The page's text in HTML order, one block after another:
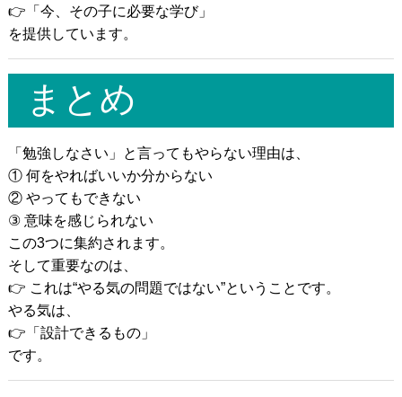
👉「今、その子に必要な学び」
を提供しています。
まとめ
「勉強しなさい」と言ってもやらない理由は、
① 何をやればいいか分からない
② やってもできない
③ 意味を感じられない
この3つに集約されます。
そして重要なのは、
👉 これは“やる気の問題ではない”ということです。
やる気は、
👉「設計できるもの」
です。